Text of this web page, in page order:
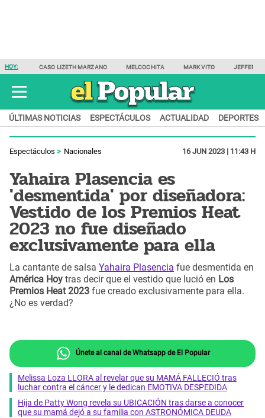
HOY: CASO LIZETH MARZANO MELCOCHITA MARK VITO
ÚLTIMAS NOTICIAS ESPECTÁCULOS ACTUALIDAD DEPORTES
Espectáculos Nacionales 16 JUN 2023 | 11:43 H
Yahaira Plasencia es
'desmentida' por diseñadora:
Vestido de los Premios Heat
2023 no fue diseñado
exclusivamente para ella
La cantante de salsa Yahaira Plasencia fue desmentida en
América Hoy tras decir que el vestido que lució en Los
Premios Heat 2023 fue creado exclusivamente para ella.
¿No es verdad?
Únete al canal de Whatsapp de El Popular
Melissa Loza LLORA al revelar que su MAMÁ FALLECIÓ tras
luchar contra el cáncer y le dedican EMOTIVA DESPEDIDA
Hija de Patty Wong revela su UBICACIÓN tras darse a conocer
que su mamá dejó a su familia con ASTRONÓMICA DEUDA